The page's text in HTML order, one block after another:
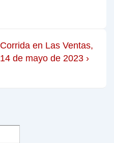
Corrida en Las Ventas,
14 de mayo de 2023 ›